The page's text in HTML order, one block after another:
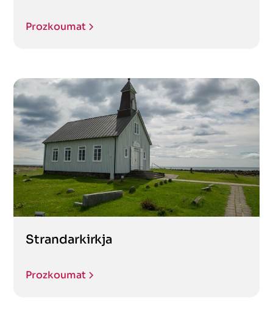
Prozkoumat
Strandarkirkja
Prozkoumat